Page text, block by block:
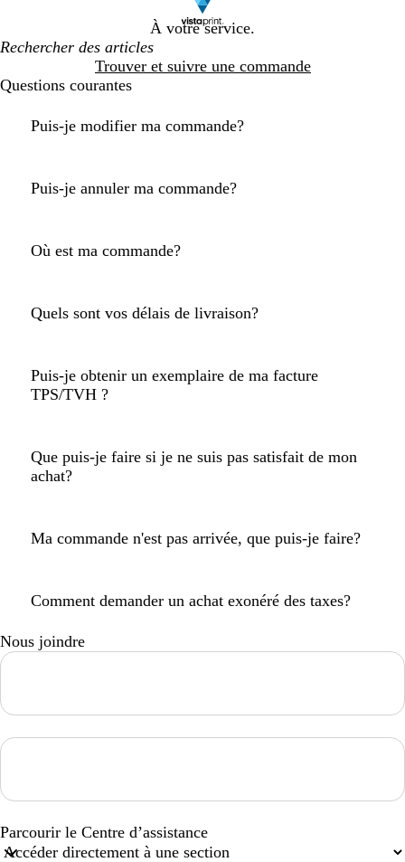
À votre service.
Trouver et suivre une commande
Questions courantes
Puis-je modifier ma commande?
Puis-je annuler ma commande?
Où est ma commande?
Quels sont vos délais de livraison?
Puis-je obtenir un exemplaire de ma facture
TPS/TVH ?
Que puis-je faire si je ne suis pas satisfait de mon
achat?
Ma commande n'est pas arrivée, que puis-je faire?
Comment demander un achat exonéré des taxes?
Nous joindre
Parcourir le Centre d’assistance